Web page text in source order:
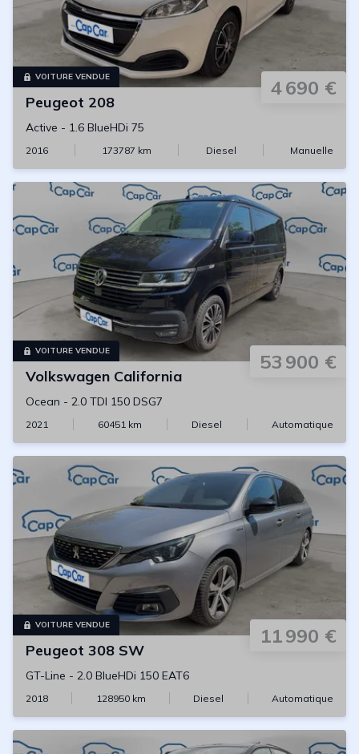
VOITURE VENDUE 4 690 €
Peugeot 208
Active - 1.6 BlueHDi 75
2016 173787 km Diesel Manuelle
VOITURE VENDUE 53 900 €
Volkswagen California
Ocean - 2.0 TDI 150 DSG7
2021 60451 km Diesel Automatique
VOITURE VENDUE 11 990 €
Peugeot 308 SW
GT-Line - 2.0 BlueHDi 150 EAT6
2018 128950km Diesel Automatique